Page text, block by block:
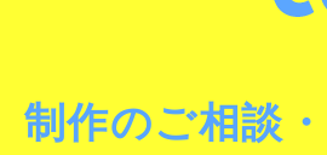
制作のご相談